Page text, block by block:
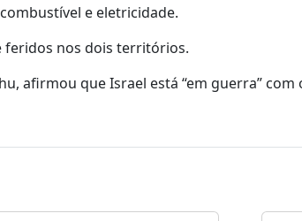
e eletricidade.
feridos nos dois territórios.
afirmou que Israel está “em guerra” com